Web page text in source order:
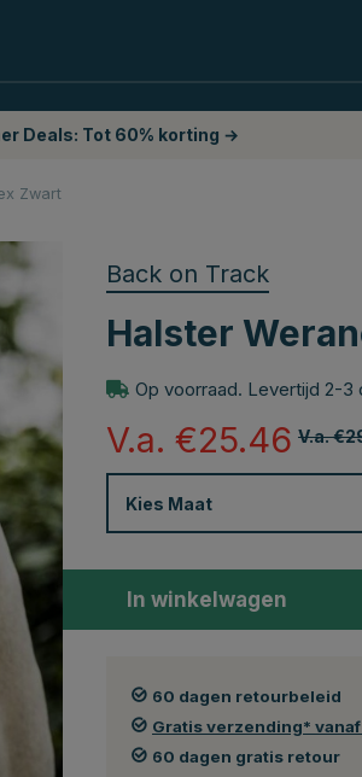
Deals: Tot 60% korting →
Zwart
Back on Track
Halster
Op voorraad. Levertijd 2-3
V.a.
V.a. €25.46
Kies Maat
In winkelwagen
60 dagen retourbeleid
Gratis verzending*
60 dagen gratis retour